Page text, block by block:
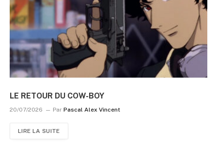
LE RETOUR DU COW-BOY
20/07/2026 Par Pascal Alex Vincent
LIRE LA SUITE